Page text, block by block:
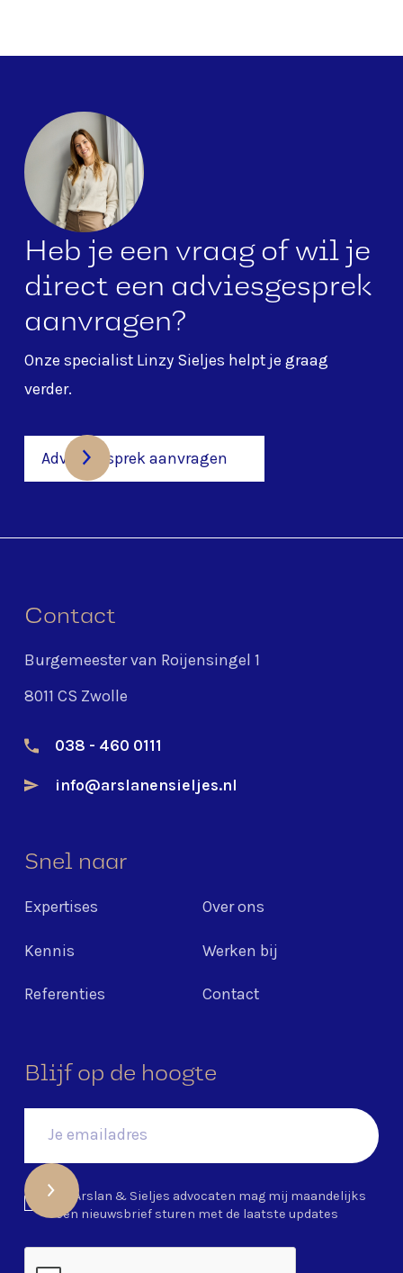
Heb je een vraag of wil je
direct een adviesgesprek
aanvragen?
Onze specialist Linzy Sieljes helpt je graag
verder.
Adviesgesprek aanvragen
Contact
Burgemeester van Roijensingel 1
8011 CS Zwolle
038 - 460 0111
info@arslanensieljes.nl
Snel naar
Expertises Over ons
Kennis Werken bij
Referenties Contact
Blijf op de hoogte
Ja, Arslan & Sieljes advocaten mag mij maandelijks
een nieuwsbrief sturen met de laatste updates